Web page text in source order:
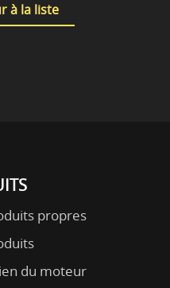
à la liste
propres
du moteur